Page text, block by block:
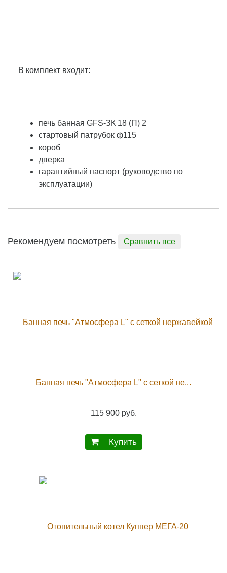
В комплект входит:
печь банная GFS-ЗК 18 (П) 2
стартовый патрубок ф115
короб
дверка
гарантийный паспорт (руководство по
эксплуатации)
Рекомендуем посмотреть Сравнить все
Банная печь "Атмосфера L" с сеткой не...
115 900 руб.
Купить